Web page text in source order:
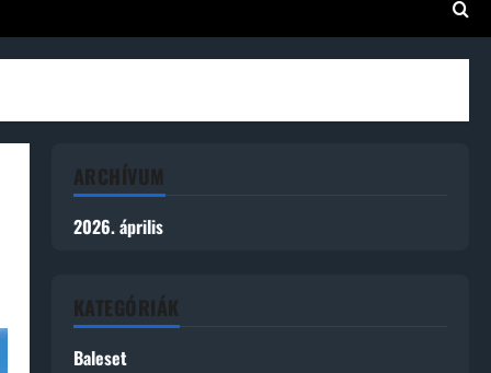
ARCHÍVUM
2026. április
KATEGÓRIÁK
Baleset